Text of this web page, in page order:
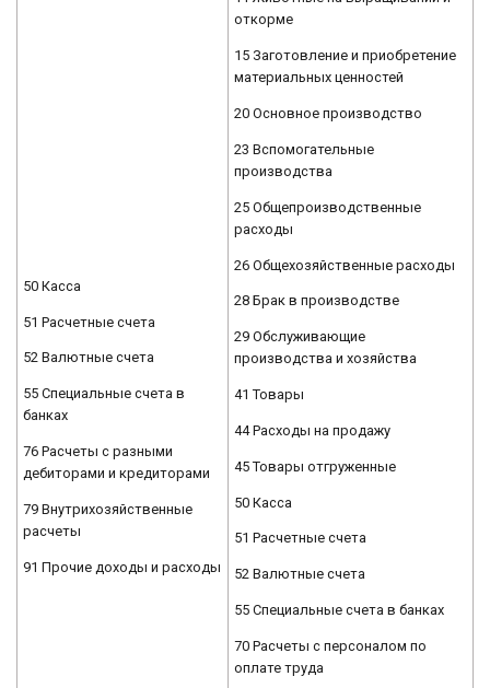
50 Касса
51 Расчетные счета
52 Валютные счета
55 Специальные счета в
банках
76 Расчеты с разными
дебиторами и кредиторами
79 Внутрихозяйственные
расчеты
91 Прочие доходы и расходы
откорме
15 Заготовление и приобретение
материальных ценностей
20 Основное производство
23 Вспомогательные
производства
25 Общепроизводственные
расходы
26 Общехозяйственные расходы
28 Брак в производстве
29 Обслуживающие
производства и хозяйства
41 Товары
44 Расходы на продажу
45 Товары отгруженные
50 Касса
51 Расчетные счета
52 Валютные счета
55 Специальные счета в банках
70 Расчеты с персоналом по
оплате труда